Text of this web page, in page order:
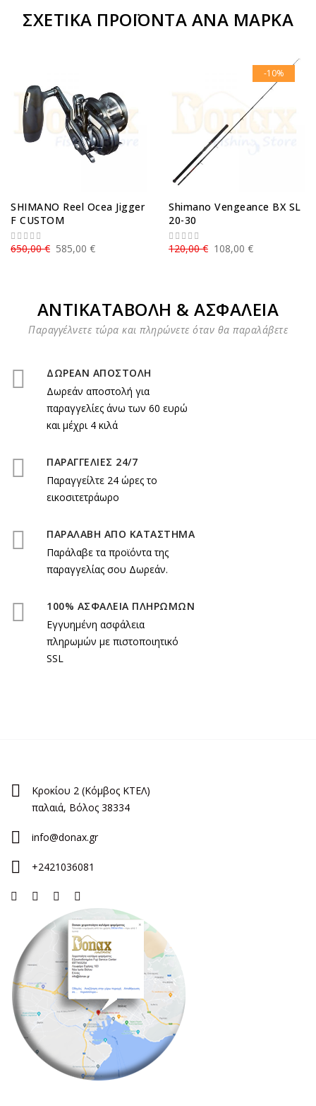
ΣΧΕΤΙΚΆ ΠΡΟΪΌΝΤΑ ΑΝΆ ΜΆΡΚΑ
SHIMANO Reel Ocea Jigger
F CUSTOM
585,00 €
650,00 €
-10%
Shimano Vengeance BX SL
20-30
108,00 €
120,00 €
ΑΝΤΙΚΑΤΑΒΟΛΗ & ΑΣΦΑΛΕΙΑ
Παραγγέλνετε τώρα και πληρώνετε όταν θα παραλάβετε
ΔΩΡΕΑΝ ΑΠΟΣΤΟΛΗ
Δωρεάν αποστολή για
παραγγελίες άνω των 60 ευρώ
και μέχρι 4 κιλά
ΠΑΡΑΓΓΕΛΙΕΣ 24/7
Παραγγείλτε 24 ώρες το
εικοσιτετράωρο
ΠΑΡΑΛΑΒΗ ΑΠΟ ΚΑΤΑΣΤΗΜΑ
Παράλαβε τα προϊόντα της
παραγγελίας σου Δωρεάν.
100% ΑΣΦΑΛΕΙΑ ΠΛΗΡΩΜΩΝ
Εγγυημένη ασφάλεια
πληρωμών με πιστοποιητικό
SSL
Κροκίου 2 (Κόμβος ΚΤΕΛ)
παλαιά, Βόλος 38334
info@donax.gr
+2421036081